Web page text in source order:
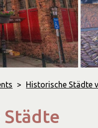
> Historische Städte
Städte